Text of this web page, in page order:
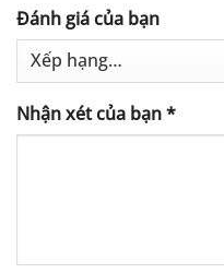
Đánh giá của bạn
Nhận xét của bạn*